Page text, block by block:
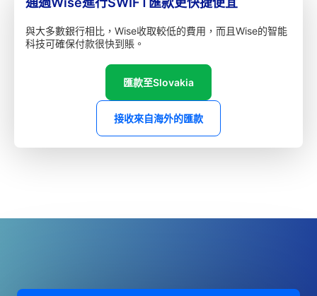
與大多數銀行相比，Wise收取較低的費用，而且Wise的智能
科技可確保付款很快到賬。
匯款至Slovakia
接收來自海外的匯款